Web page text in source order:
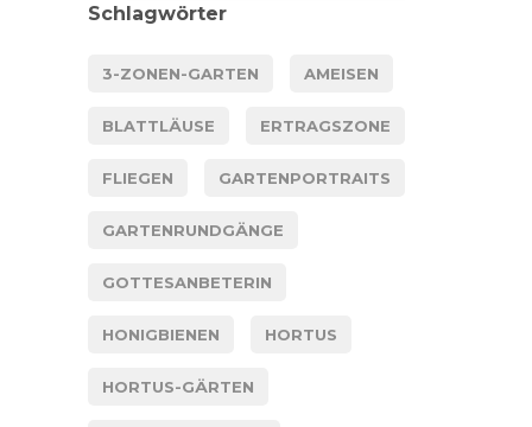
Schlagwörter
3-ZONEN-GARTEN AMEISEN
BLATTLÄUSE ERTRAGSZONE
FLIEGEN GARTENPORTRAITS
GARTENRUNDGÄNGE
GOTTESANBETERIN
HONIGBIENEN HORTUS
HORTUS-GÄRTEN